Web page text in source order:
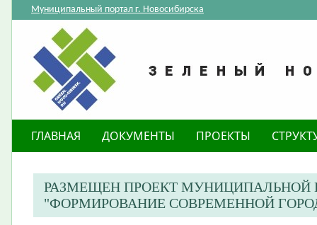
Муниципальный портал г. Новосибирска
ГЛАВНАЯ ДОКУМЕНТЫ ПРОЕКТЫ
РАЗМЕЩЕН ПРОЕКТ МУНИЦИПАЛЬНОЙ
"ФОРМИРОВАНИЕ СОВРЕМЕННОЙ